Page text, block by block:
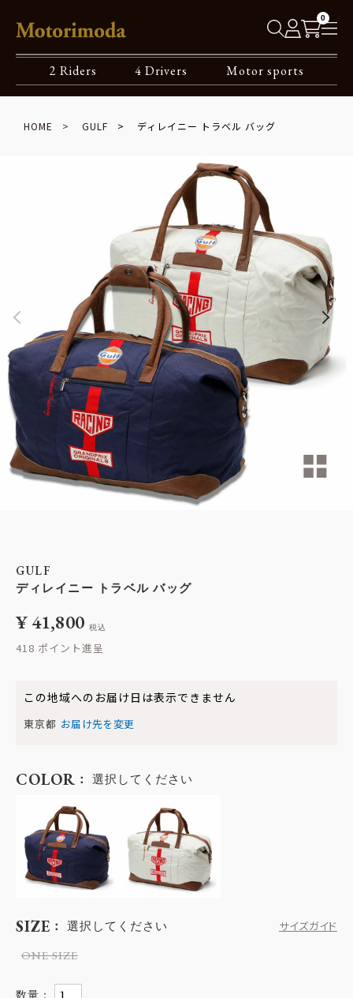
0
2 Riders 4 Drivers Motor sports
HOME GULF ディレイニー トラベル バッグ
GULF
ディレイニー トラベル バッグ
¥41,800 税込
418
この地域へのお届け日は表示できません
東京都 お届け先を変更
SIZE 選択してください
サイズガイド
ONE SIZE
COLOR 選択してください